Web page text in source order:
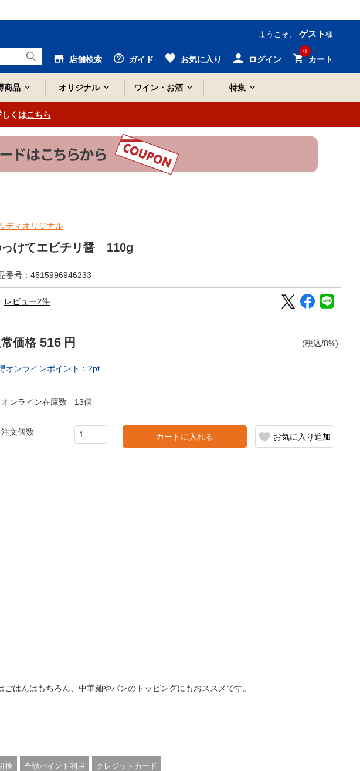
ようこそ、 ゲスト 様
店舗検索 ガイド お気に入り ログイン
0
カート
商品 オリジナル ワイン・お酒 特集
くはこちら
ディオリジナル
けてエビチリ醤 110g
番号：4515996946233
レビュー2件
価格 516 円 (税込/8%)
オンラインポイント： 2pt
オンライン在庫数 13個
注文個数
カートに入れる お気に入り追加
はんはもちろん、中華麺やパンのトッピングにもおススメです。
換 全額ポイント利用 クレジットカード